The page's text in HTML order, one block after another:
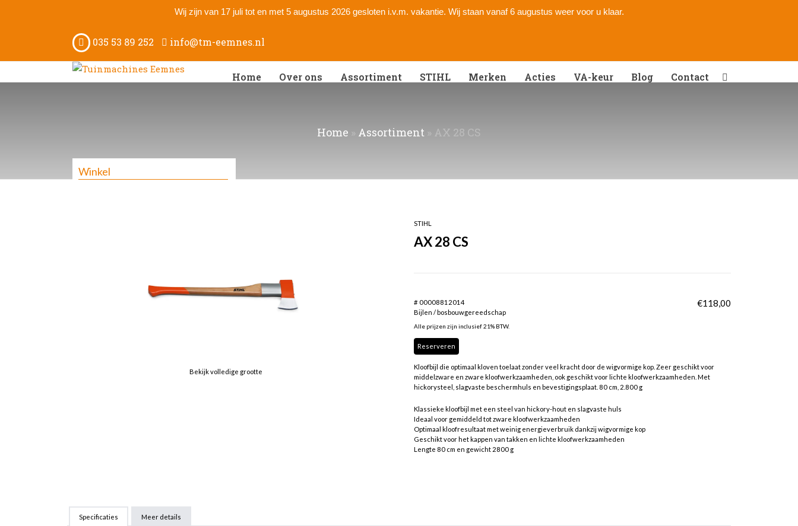
Wij zijn van 17 juli tot en met 5 augustus 2026 gesloten i.v.m. vakantie. Wij staan vanaf 6 augustus weer voor u klaar.
035 53 89 252 info@tm-eemnes.nl
Home Over ons Assortiment STIHL Merken Acties VA-keur Blog Contact
Winkel
Home » Assortiment » AX 28 CS
Bekijk volledige grootte
STIHL
AX 28 CS
# 00008812014
Bijlen / bosbouwgereedschap
€118,00
Alle prijzen zijn inclusief 21% BTW.
Reserveren
Kloofbijl die optimaal kloven toelaat zonder veel kracht door de wigvormige kop. Zeer geschikt voor
middelzware en zware kloofwerkzaamheden, ook geschikt voor lichte kloofwerkzaamheden. Met
hickorysteel, slagvaste beschermhuls en bevestigingsplaat. 80 cm, 2.800 g
Klassieke kloofbijl met een steel van hickory-hout en slagvaste huls
Ideaal voor gemiddeld tot zware kloofwerkzaamheden
Optimaal kloofresultaat met weinig energieverbruik dankzij wigvormige kop
Geschikt voor het kappen van takken en lichte kloofwerkzaamheden
Lengte 80 cm en gewicht 2800 g
Specificaties Meer details